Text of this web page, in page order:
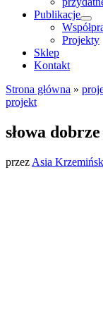
Publikacje
Projekty
Sklep
Kontakt
Strona główna »
projekt
słowa
przez Asia